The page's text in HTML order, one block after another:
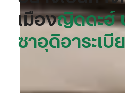
เมืองญิดดะฮ์
ซาอุดิอาระเบีย